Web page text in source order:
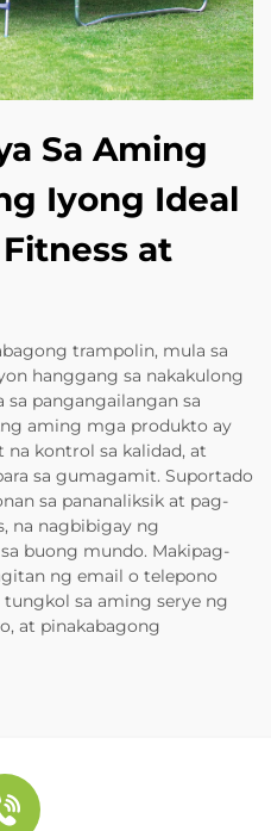
Sa Aming
Iyong Ideal
at
trampolin, mula sa
hanggang sa nakakulong
sa pangangailangan sa
aming mga produkto ay
kontrol sa kalidad, at
sa gumagamit. Suportado
sa pananaliksik at pag-
na nagbibigay ng
buong mundo. Makipag-
ng email o telepono
sa aming serye ng
at pinakabagong